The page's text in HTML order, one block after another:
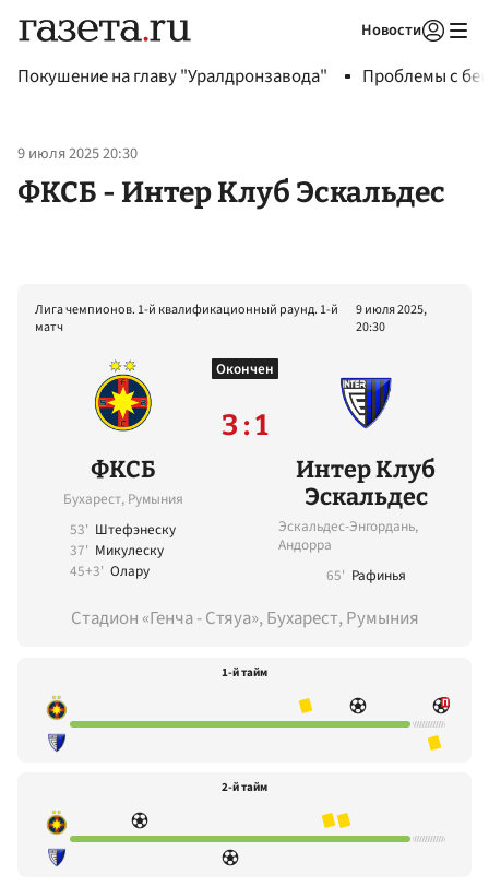
Новости
Покушение на главу "Уралдронзавода" Проблемы с
9 июля 2025 20:30
ФКСБ - Интер Клуб Эскальдес
Лига чемпионов. 1-й квалификационный раунд. 1-й
матч
9 июля 2025,
20:30
ФКСБ
Бухарест, Румыния
53' Штефэнеску
37' Микулеску
45+3' Олару
Окончен
3 : 1
Интер Клуб
Эскальдес
Эскальдес-Энгордань,
Андорра
65' Рафинья
Стадион «Генча - Стяуа», Бухарест, Румыния
1-й тайм
2-й тайм